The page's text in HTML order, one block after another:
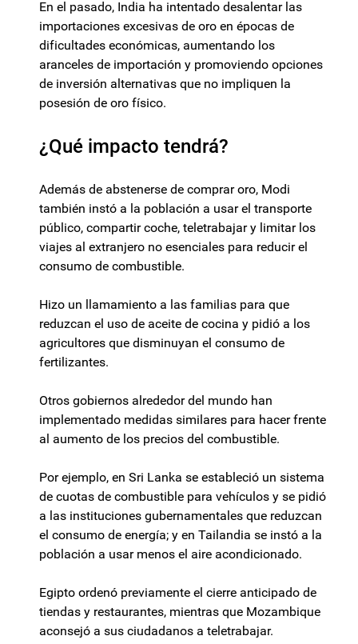
En el pasado, India ha intentado desalentar las
importaciones excesivas de oro en épocas de
dificultades económicas, aumentando los
aranceles de importación y promoviendo opciones
de inversión alternativas que no impliquen la
posesión de oro físico.
¿Qué impacto tendrá?
Además de abstenerse de comprar oro, Modi
también instó a la población a usar el transporte
público, compartir coche, teletrabajar y limitar los
viajes al extranjero no esenciales para reducir el
consumo de combustible.
Hizo un llamamiento a las familias para que
reduzcan el uso de aceite de cocina y pidió a los
agricultores que disminuyan el consumo de
fertilizantes.
Otros gobiernos alrededor del mundo han
implementado medidas similares para hacer frente
al aumento de los precios del combustible.
Por ejemplo, en Sri Lanka se estableció un sistema
de cuotas de combustible para vehículos y se pidió
a las instituciones gubernamentales que reduzcan
el consumo de energía; y en Tailandia se instó a la
población a usar menos el aire acondicionado.
Egipto ordenó previamente el cierre anticipado de
tiendas y restaurantes, mientras que Mozambique
aconsejó a sus ciudadanos a teletrabajar.